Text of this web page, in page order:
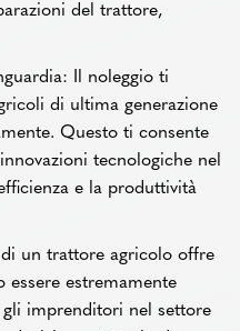
del trattore,
Il noleggio ti
di ultima generazione
Questo ti consente
tecnologiche nel
e la produttività
un trattore agricolo offre
essere estremamente
imprenditori nel settore